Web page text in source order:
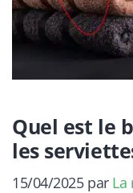
Quel est le
les
15/04/2025 par La